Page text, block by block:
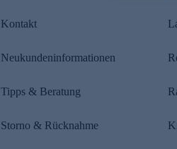
Kontakt
Neukundeninformationen
Tipps & Beratung
Storno & Rücknahme